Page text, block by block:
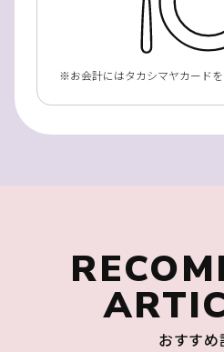
お会計にはタカシマヤカードを
おすすめ